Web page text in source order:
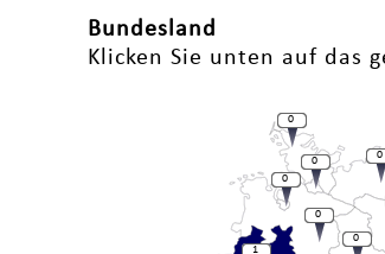
Bundesland
Klicken Sie unten auf das
1
0
0
0
0
0
0